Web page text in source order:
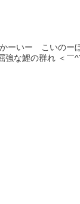
ーいー こいの
な鯉の群れ ＜￣